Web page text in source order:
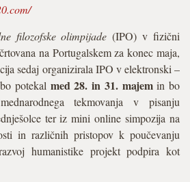
filozofske olimpijade (IPO) v fizični
na Portugalskem za konec maja,
sedaj organizirala IPO v elektronski –
potekal med 28. in 31. majemin bo
tekmovanja v pisanju
ter iz mini online simpozija na
in različnih pristopov k poučevanju
humanistike projekt podpira kot